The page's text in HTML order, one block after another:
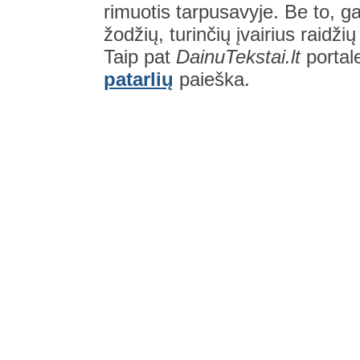
rimuotis tarpusavyje. Be to,
žodžių, turinčių įvairius
Taip pat DainuTekstai.lt
patarlių paieška.